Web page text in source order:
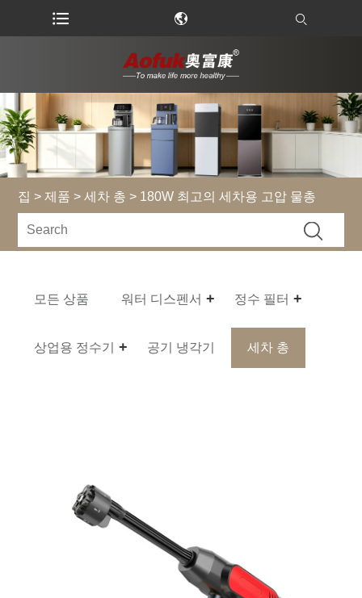
집 > 제품 >세차 총 > 180W 최고의 세차용 고압 물총
모든 상품 워터 디스펜서 정수 필터
상업용 정수기 공기 냉각기 세차 총